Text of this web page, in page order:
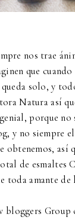
nos trae
que
solo, y
Natura así
porque
y no siempre
así
de esmaltes
toda amante de
Group